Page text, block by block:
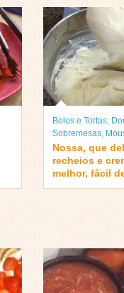
Bolos e Tortas,
Sobremesas,
Nossa, que
recheios e
melhor, fácil